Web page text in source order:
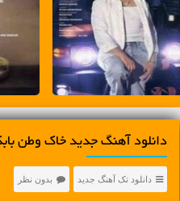
دانلود آهنگ جديد خاک وطن
دانلود تک آهنگ جدید بدون نظر